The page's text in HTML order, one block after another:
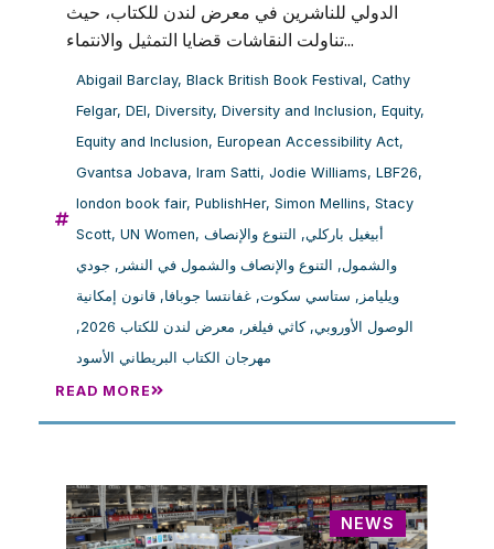
الدولي للناشرين في معرض لندن للكتاب، حيث
تناولت النقاشات قضايا التمثيل والانتماء...
Abigail Barclay, Black British Book Festival, Cathy
Felgar, DEI, Diversity, Diversity and Inclusion, Equity,
Equity and Inclusion, European Accessibility Act,
Gvantsa Jobava, Iram Satti, Jodie Williams, LBF26,
london book fair, PublishHer, Simon Mellins, Stacy
Scott, UN Women, أبيغيل باركلي, التنوع والإنصاف
والشمول, التنوع والإنصاف والشمول في النشر , جودي
ويليامز , ستاسي سكوت, غفانتسا جوبافا, قانون إمكانية
الوصول الأوروبي,كاثي فيلغر , معرض لندن للكتاب 2026
,
مهرجان الكتاب البريطاني الأسود
READ MORE
NEWS